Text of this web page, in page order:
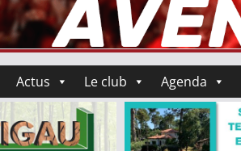
Actus Le club Agenda